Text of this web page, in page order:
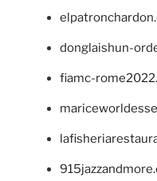
donglaishun-
fiamc-